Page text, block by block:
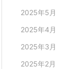
2025年5月
2025年4月
2025年3月
2025年2月